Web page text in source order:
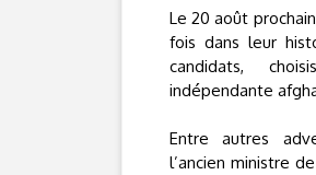
Le 20 août
fois dans leur
candidats,
indépendante
Entre autres
l’ancien ministre